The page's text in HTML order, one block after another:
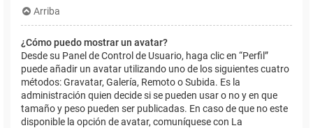
Arriba
¿Cómo puedo mostrar un avatar?
Desde su Panel de Control de Usuario, haga clic en “Perfil”
puede añadir un avatar utilizando uno de los siguientes cuatro
métodos: Gravatar, Galería, Remoto o Subida. Es la
administración quien decide si se pueden usar o no y en que
tamaño y peso pueden ser publicadas. En caso de que no este
disponible la opción de avatar, comuníquese con La